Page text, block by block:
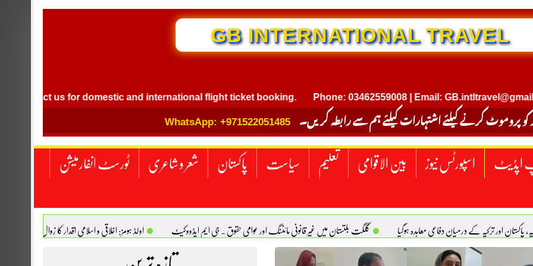
GB INTERNATIONAL TRAVEL
us for domestic and international flight ticket booking. Phone: 03462559008 | Email: GB.intltravel@gmail.com
کو پروموٹ کرنے کیلئے اشتہارات کیلئے ہم سے رابطہ کریں۔ WhatsApp: +971522051485
اپڈیٹ اسپورٹس نیوز بین الاقوامی تعلیم سیاست پاکستان شعر و شاعری ٹورسٹ انفارمیشن
پاکستان اور ترکیہ کے درمیان دفاعی معاہدہ ہوگیا گلگت بلتستان میں غیر قانونی مائننگ اور عوامی حقوق . جی ایم ایڈووکیٹ اولڈ ہومز: اخلاقی و اسلامی اقدار کا زوال. سیدہ
سبز پاکستان، خوشحال پاکستان . سلیم خان ہیوسٹن (ٹیکساس) امریکا یومِ استحصالِ کشمیر انجینیئر علی رضوان چوہدری